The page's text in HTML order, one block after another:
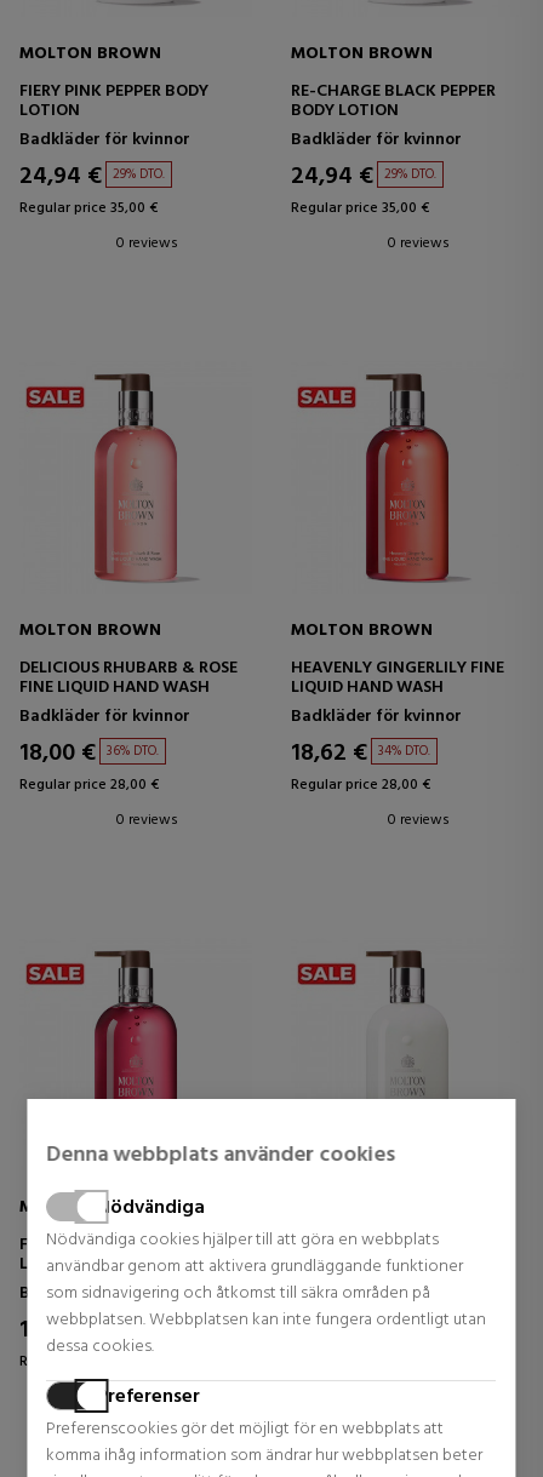
Denna webbplats använder cookies
Nödvändiga
Nödvändiga cookies hjälper till att göra en webbplats
användbar genom att aktivera grundläggande funktioner
som sidnavigering och åtkomst till säkra områden på
webbplatsen. Webbplatsen kan inte fungera ordentligt utan
dessa cookies.
Preferenser
Preferenscookies gör det möjligt för en webbplats att
komma ihåg information som ändrar hur webbplatsen beter
MOLTON BROWN
FIERY PINK PEPPER BODY
LOTION
Badkläder för kvinnor
24,94 € 29% DTO.
Regular price 35,00 €
0 reviews
MOLTON BROWN
RE-CHARGE BLACK PEPPER
BODY LOTION
Badkläder för kvinnor
24,94 € 29% DTO.
Regular price 35,00 €
0 reviews
MOLTON BROWN
DELICIOUS RHUBARB & ROSE
FINE LIQUID HAND WASH
Badkläder för kvinnor
18,00 € 36% DTO.
Regular price 28,00 €
0 reviews
MOLTON BROWN
HEAVENLY GINGERLILY FINE
LIQUID HAND WASH
Badkläder för kvinnor
18,62 € 34% DTO.
Regular price 28,00 €
0 reviews
MOLTON BROWN
FIERY PINK PEPPER FINE
LIQUID HAND WASH
Badkläder för kvinnor
18,62 € 34% DTO.
Regular price 28,00 €
1 reviews
COASTAL CYPRESS & SEA
FENNEL HAND LOTION
Badkläder för kvinnor
21,80 € 32% DTO.